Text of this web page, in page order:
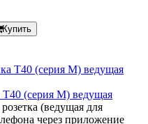
Купить
Т40 (серия М) ведущая
(ведущая для
через приложение